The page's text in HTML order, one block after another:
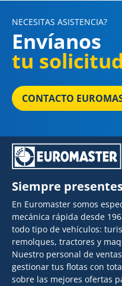
NECESITAS ASISTENCIA?
Envíanos
tu solicitud
CONTACTO
Siempre
En Euromaster somos
mecánica rápida desde
todo tipo de vehículos:
remolques, tractores y
Nuestro personal de
gestionar tus flotas con
sobre las mejores ofertas